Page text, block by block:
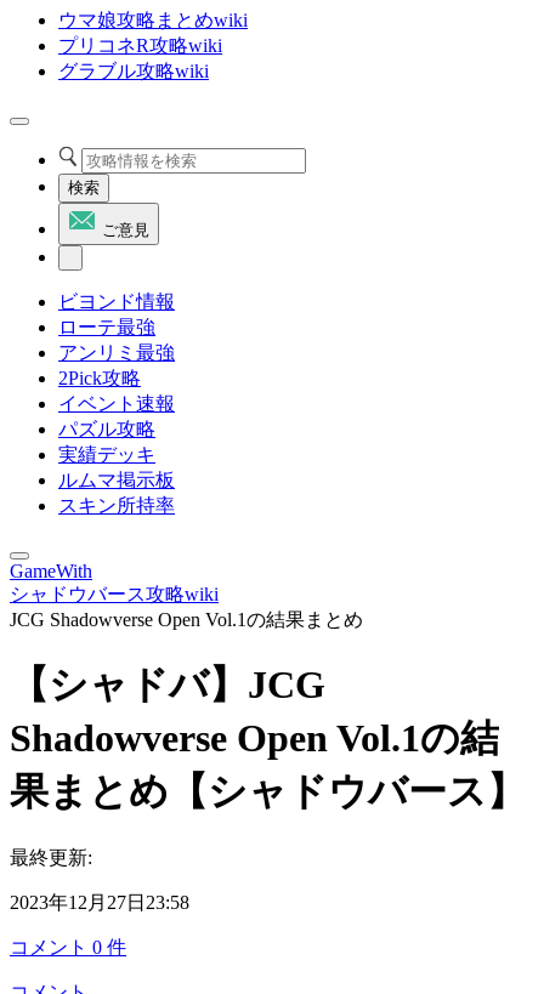
ウマ娘攻略まとめwiki
プリコネR攻略wiki
グラブル攻略wiki
検索
ご意見
ビヨンド情報
ローテ最強
アンリミ最強
2Pick攻略
イベント速報
パズル攻略
実績デッキ
ルムマ掲示板
スキン所持率
GameWith
シャドウバース攻略wiki
JCG Shadowverse Open Vol.1の結果まとめ
【シャドバ】JCG
Shadowverse Open Vol.1の結
果まとめ【シャドウバース】
最終更新:
2023年12月27日23:58
コメント 0 件